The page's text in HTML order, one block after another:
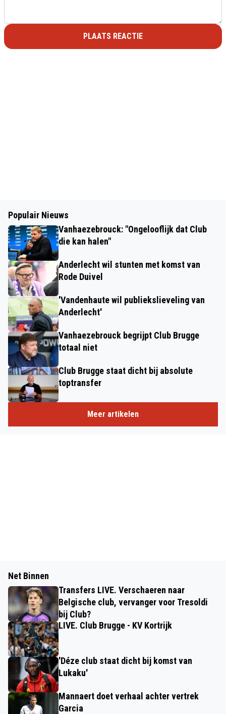
PLAATS REACTIE
Populair Nieuws
Vanhaezebrouck: "Ongelooflijk dat Club
die kan halen"
Anderlecht wil stunten met komst van
Rode Duivel
'Vandenhaute wil publiekslieveling van
Anderlecht'
Vanhaezebrouck begrijpt Club Brugge
totaal niet
Club Brugge staat dicht bij absolute
toptransfer
Meer artikelen
Net Binnen
Transfers LIVE. Verschaeren naar
Belgische club, vervanger voor Tresoldi
bij Club?
LIVE. Club Brugge - KV Kortrijk
'Déze club staat dicht bij komst van
Lukaku'
Mannaert doet verhaal achter vertrek
Garcia